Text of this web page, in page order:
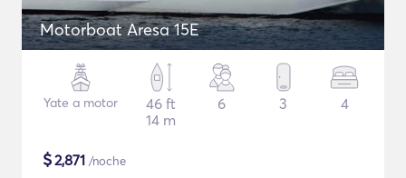
Motorboat Aresa 15E
Yate a motor
46 ft
14 m
6 3 4
$2,871 /noche